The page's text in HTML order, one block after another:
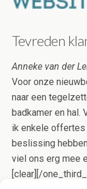
Tevreden
Anneke van der
Voor onze
naar een
badkamer en hal.
ik enkele offertes
beslissing
viel ons erg mee
[clear][/